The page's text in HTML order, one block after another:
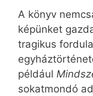
A könyv
képünket
tragikus
például
sokatmondó